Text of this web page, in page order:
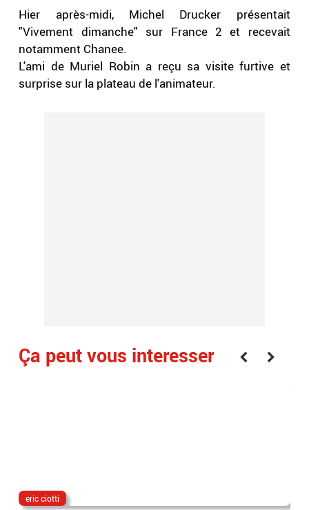
Hier après-midi, Michel Drucker présentait
"Vivement dimanche" sur France 2 et recevait
notamment Chanee.
L'ami de Muriel Robin a reçu sa visite furtive et
surprise sur la plateau de l'animateur.
Ça peut vous interesser
eric ciotti